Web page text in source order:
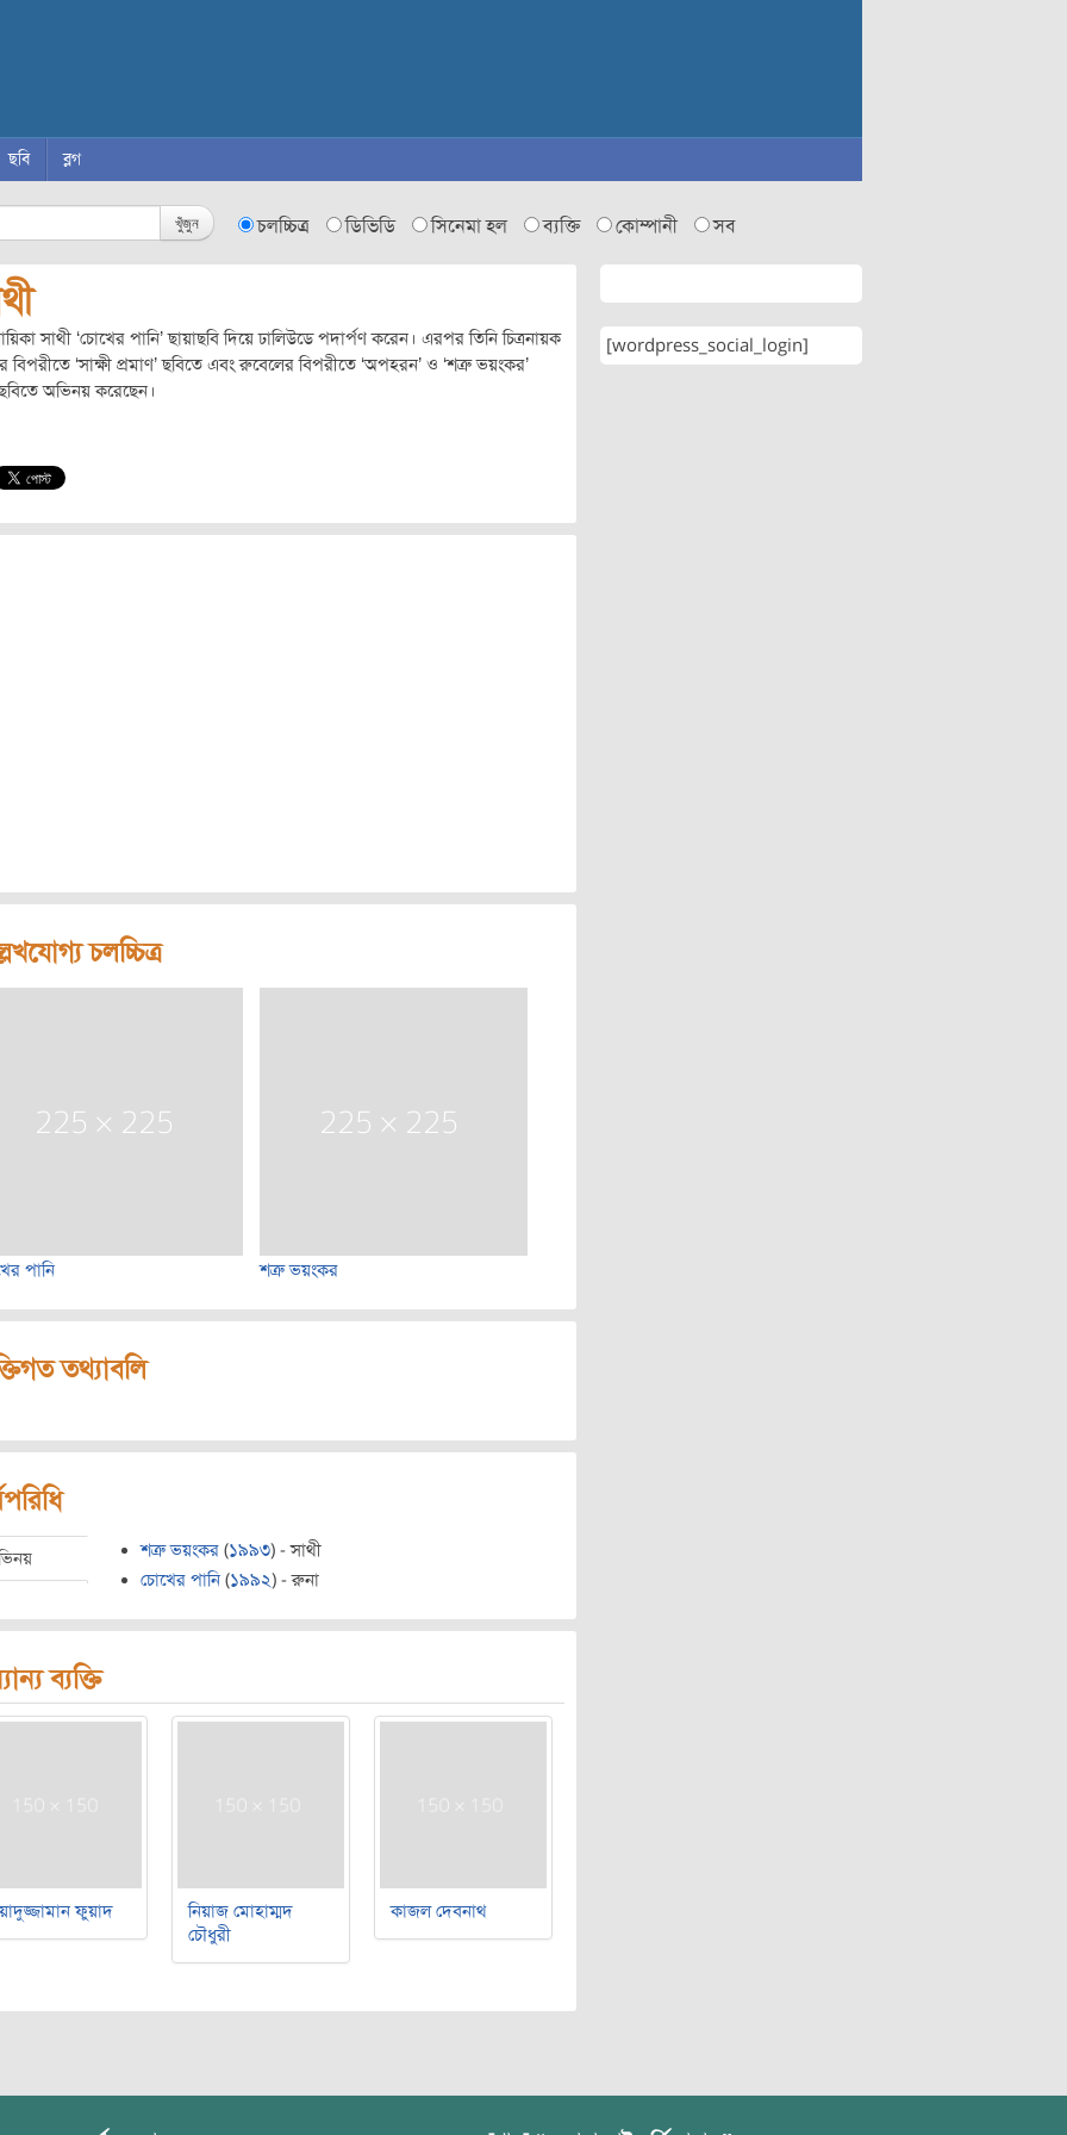
ছবি ব্লগ
খুঁজুন চলচ্চিত্র ডিভিডি সিনেমা হল ব্যক্তি কোম্পানী সব
সাথী ‘চোখের পানি’ ছায়াছবি দিয়ে ঢালিউডে পদার্পণ করেন। এরপর তিনি চিত্রনায়ক
বিপরীতে ‘সাক্ষী প্রমাণ’ ছবিতে এবং রুবেলের বিপরীতে ‘অপহরন’ ও ‘শত্রু ভয়ংকর’
অভিনয় করেছেন।
চলচ্চিত্র
পানি শত্রু ভয়ংকর
তথ্যাবলি
শত্রু ভয়ংকর (১৯৯৩) - সাথী
চোখের পানি (১৯৯২) - রুনা
ব্যক্তি
ফুয়াদ
নিয়াজ মোহাম্মদ
চৌধুরী
কাজল দেবনাথ
[wordpress_social_login]